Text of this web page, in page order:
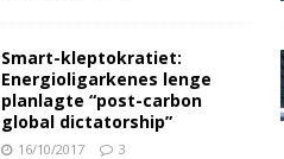
Smart-kleptokratiet:
Energioligarkenes lenge
planlagte “post-carbon
global dictatorship”
16/10/2017 3